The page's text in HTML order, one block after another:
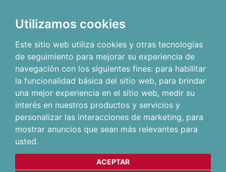
Utilizamos cookies
Este sitio web utiliza cookies y otras tecnologías
de seguimiento para mejorar su experiencia de
navegación con los siguientes fines: para habilitar
la funcionalidad básica del sitio web, para brindar
una mejor experiencia en el sitio web, medir su
interés en nuestros productos y servicios y
personalizar las interacciones de marketing, para
mostrar anuncios que sean más relevantes para
usted.
ACEPTAR